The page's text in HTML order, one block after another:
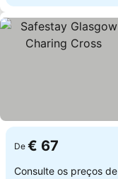
De € 67
Consulte os preços de